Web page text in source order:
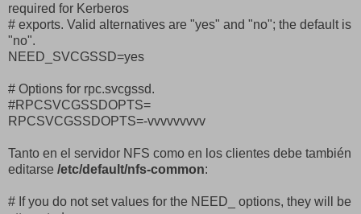
required for Kerberos
# exports. Valid alternatives are "yes" and "no"; the default is
"no".
NEED_SVCGSSD=yes
# Options for rpc.svcgssd.
#RPCSVCGSSDOPTS=
RPCSVCGSSDOPTS=-vvvvvvvvv
Tanto en el servidor NFS como en los clientes debe también
editarse /etc/default/nfs-common:
# If you do not set values for the NEED_ options, they will be